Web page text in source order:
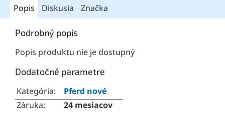
Popis Diskusia Značka
Podrobný popis
Popis produktu nie je dostupný
Dodatočné parametre
Kategória:
Pferd nové
Záruka:
24 mesiacov